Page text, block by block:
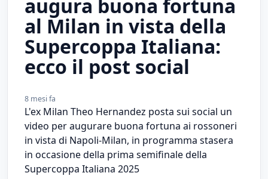
augura buona fortuna
al Milan in vista della
Supercoppa Italiana:
ecco il post social
8 mesi fa
L'ex Milan Theo Hernandez posta sui social un
video per augurare buona fortuna ai rossoneri
in vista di Napoli-Milan, in programma stasera
in occasione della prima semifinale della
Supercoppa Italiana 2025